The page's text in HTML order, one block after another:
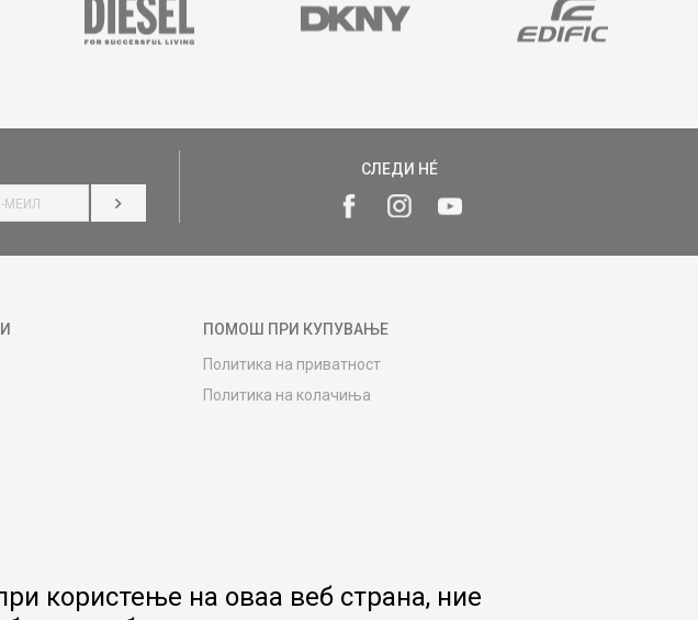
НАЈАВИ СЕ
СЛЕДИ НÉ
ПОМОШ ПРИ КУПУВАЊЕ
Политика на приватност
Политика на колачиња
Product Finder
користење на оваа веб страна, ние